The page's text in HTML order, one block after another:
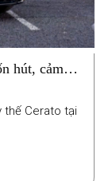
hút, cảm
thế Cerato tại